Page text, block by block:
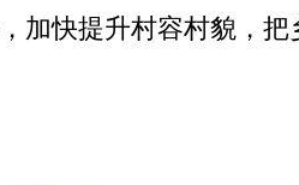
加快提升村容村貌，把